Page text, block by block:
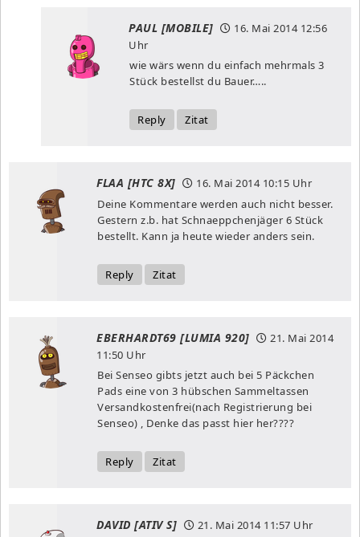
PAUL [MOBILE] 16. Mai 201412:56
Uhr
wie wärs wenn du einfach mehrmals 3
Stück bestellst du Bauer…..
Reply Zitat
FLAA [HTC 8X] 16. Mai 201410:15 Uhr
Deine Kommentare werden auch nicht besser.
Gestern z.b. hat Schnaeppchenjäger 6 Stück
bestellt. Kann ja heute wieder anders sein.
Reply Zitat
EBERHARDT69 [LUMIA 920]
21. Mai 2014
11:50 Uhr
Bei Senseo gibts jetzt auch bei 5 Päckchen
Pads eine von 3 hübschen Sammeltassen
Versandkostenfrei(nach Registrierung bei
Senseo) , Denke das passt hier her????
Reply Zitat
DAVID [ATIV S] 21. Mai 201411:57 Uhr